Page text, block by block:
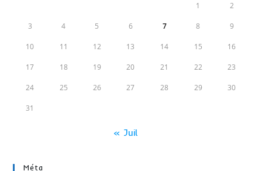
1 2
3 4 5 6 7 8 9
10 11 12 13 14 15 16
17 18 19 20 21 22 23
24 25 26 27 28 29 30
31
« Juil
Méta